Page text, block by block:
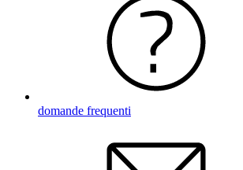
domande frequenti